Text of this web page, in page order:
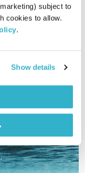
subject to
cookies to allow.
.
Show details
19.02.22
00:15:48
תרגולים יומיים קצרים